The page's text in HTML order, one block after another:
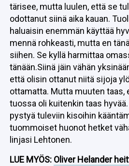
tärisee, mutta luulen, että se
odottanut siinä aika kauan.
haluaisin enemmän käyttää
mennä rohkeasti, mutta en
siihen. Se kyllä harmittaa
tänään.Siinä jäin vähän
että olisin ottanut niitä sijoja
ottamatta. Mutta muuten taas,
tuossa oli kuitenkin taas
pystyä tuleviin kisoihin
tuommoiset huonot hetket
linjasi Lehtonen.
LUE MYÖS: Oliver Helander